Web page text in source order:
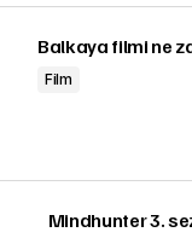
Balkaya filmi ne
Film
Mindhunter 3.